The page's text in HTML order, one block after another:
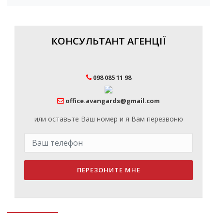
КОНСУЛЬТАНТ АГЕНЦІЇ
098 085 11 98
office.avangards@gmail.com
или оставьте Ваш номер и я Вам перезвоню
ПЕРЕЗОНИТЕ МНЕ